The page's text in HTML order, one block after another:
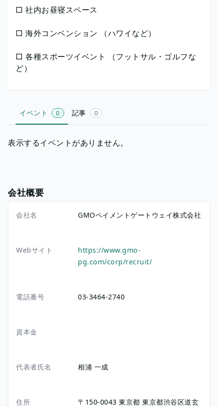
□ 社内お昼寝スペース
□ 海外コンベンション （ハワイなど）
□ 各種スポーツイベント （フットサル・ゴルフな
ど）
イベント 0 記事 0
表示するイベントがありません。
会社概要
会社名 GMOペイメントゲートウェイ株式会社
Webサイト
https://www.gmo-
pg.com/corp/recruit/
電話番号 03-3464-2740
資本金
代表者氏名 相浦 一成
住所 〒150-0043東京都東京都渋谷区道玄